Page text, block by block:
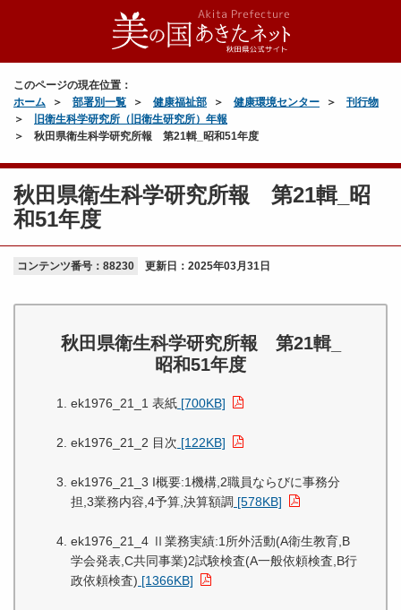
このページの現在位置：
ホーム
部署別一覧 健康福祉部 健康環境センター
刊行物
旧衛生科学研究所（旧衛生研究所）年報
秋田県衛生科学研究所報 第21輯_昭和51年度
秋田県衛生科学研究所報 第21輯_昭
和51年度
コンテンツ番号：88230 更新日： 2025年03月31日
秋田県衛生科学研究所報 第21輯_
昭和51年度
ek1976_21_1 表紙 [700KB]
ek1976_21_2 目次 [122KB]
ek1976_21_3 I概要:1機構,2職員ならびに事務分
担,3業務内容,4予算,決算額調 [578KB]
ek1976_21_4 Ⅱ業務実績:1所外活動(A衛生教育,B
学会発表,C共同事業)2試験検査(A一般依頼検査,B行
政依頼検査) [1366KB]